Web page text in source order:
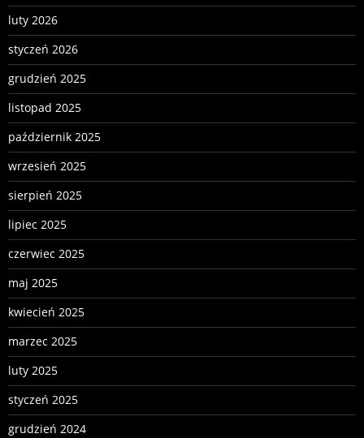
luty 2026
styczeń 2026
grudzień 2025
listopad 2025
październik 2025
wrzesień 2025
sierpień 2025
lipiec 2025
czerwiec 2025
maj 2025
kwiecień 2025
marzec 2025
luty 2025
styczeń 2025
grudzień 2024